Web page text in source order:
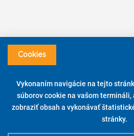
Pintor a setom
gusta? A
Vneste farby do svojho domova alebo
sadám Pintor a setom
Ak chcete pomôcť s používaním sád
stiahnite si návody vo
Cookies
Vykonaním navigácie na tejto
súborov cookie na vašom termináli,
zobraziť obsah a vykonávať
stránky.